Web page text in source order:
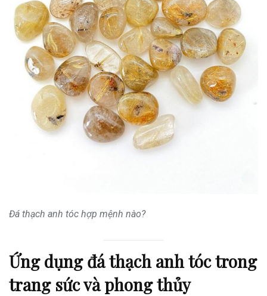
Đá thạch anh tóc hợp mệnh nào?
Ứng dụng đá thạch anh tóc trong
trang sức và phong thủy